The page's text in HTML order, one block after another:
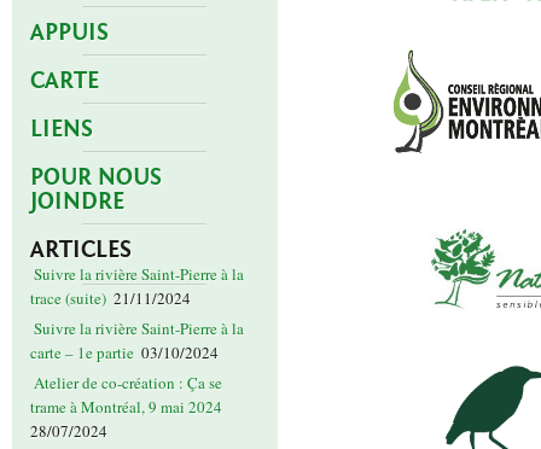
APPUIS
CARTE
LIENS
POUR NOUS
JOINDRE
ARTICLES
Suivre la rivière Saint-Pierre à la
trace (suite) 21/11/2024
Suivre la rivière Saint-Pierre à la
carte – 1e partie 03/10/2024
Atelier de co-création : Ça se
trame à Montréal, 9 mai 2024
28/07/2024